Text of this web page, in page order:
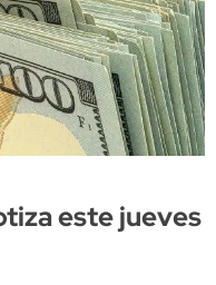
este jueves